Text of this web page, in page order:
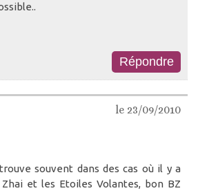
le 23/09/2010
souvent dans des cas où il y a
et les Etoiles Volantes, bon BZ